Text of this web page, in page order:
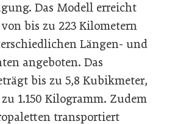
Das Modell erreicht
bis zu 223 Kilometern
Längen- und
angeboten. Das
bis zu 5,8 Kubikmeter,
1.150 Kilogramm. Zudem
transportiert